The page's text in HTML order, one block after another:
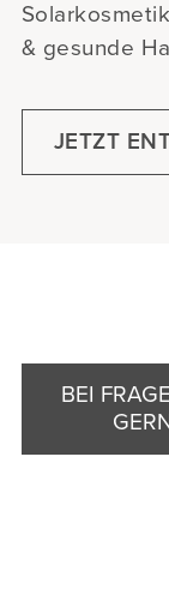
& gesunde
JETZT
BEI